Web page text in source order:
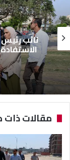
نائب
مقالات